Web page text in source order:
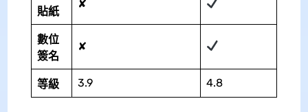
貼紙
✘
數位
簽名
✘
等級 3.9 4.8